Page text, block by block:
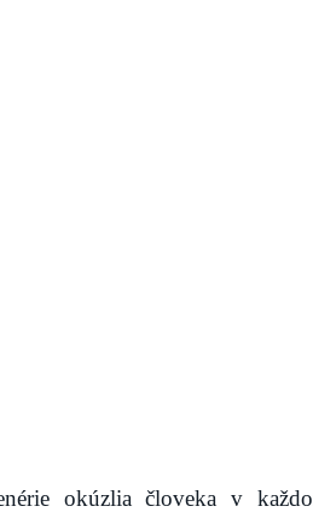
okúzlia človeka v